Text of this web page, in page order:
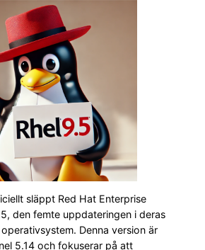
släppt Red Hat Enterprise
den femte uppdateringen i deras
Denna version är
5.14 och fokuserar på att